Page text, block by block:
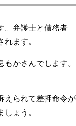
。弁護士と債務者
ます。
かさんでします。
えられて差押命令が
ょう。